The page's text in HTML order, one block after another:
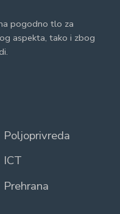
pogodno tlo za
aspekta, tako i zbog
Poljoprivreda
ICT
Prehrana